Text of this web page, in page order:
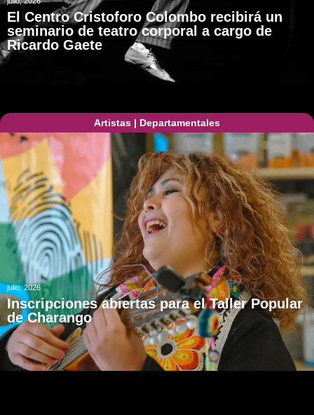
El Centro Cristoforo Colombo recibirá un
seminario de teatro corporal a cargo de
Ricardo Gaete
Artistas | Departamentales
julio, 2026
Inscripciones abiertas para el Taller Popular
de Charango